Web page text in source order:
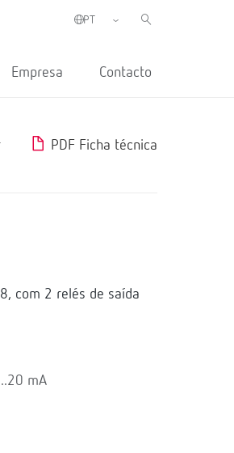
Empresa Contacto
PDF Ficha técnica
com 2 relés de saída
mA